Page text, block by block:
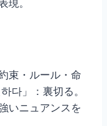
現。
束・ルール・命
다」：裏切る。
いニュアンスを